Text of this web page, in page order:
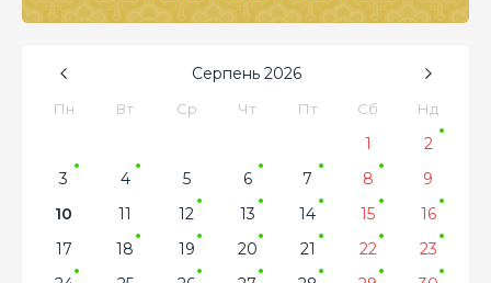
Серпень 2026
Пн Вт Ср Чт Пт Сб Нд
1
2
3
4 5 6 7 8
9
10
11 12 13 14 15
16
17
18 19 20 21 22
23